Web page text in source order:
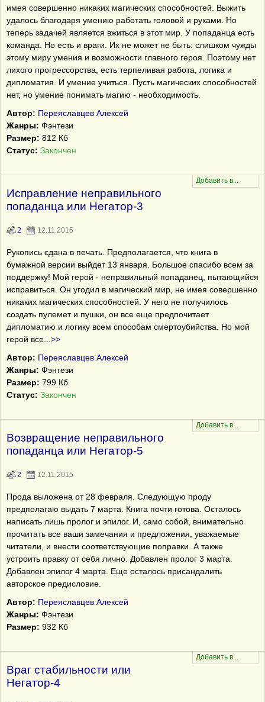
имея совершенно никаких магических способностей. Выжить
удалось благодаря умению работать головой и руками. Но
теперь задачей является вжиться в этот мир. У попаданца есть
команда. Но есть и враги. Их не может не быть: слишком чужды
этому миру умения и возможности главного героя. Поэтому нет
лихого прогрессорства, есть терпеливая работа, логика и
дипломатия. И умение учиться. Пусть магических способностей
нет, но умение понимать магию - необходимость.
Автор: Переяславцев Алексей
Жанры: Фэнтези
Размер: 812 Кб
Статус: Закончен
Исправление неправильного
попаданца или Негатор-3
2 12.11.2015
Рукопись сдана в печать. Предполагается, что книга в
бумажной версии выйдет 13 января. Большое спасибо всем за
поддержку! Мой герой - неправильный попаданец, пытающийся
исправиться. Он угодил в магический мир, не имея совершенно
никаких магических способностей. У него не получилось
создать пулемет и пушки, он все еще предпочитает
дипломатию и логику всем способам смертоубийства. Но мой
герой все
>>
Автор: Переяславцев Алексей
Жанры: Фэнтези
Размер: 799 Кб
Статус: Закончен
Возвращение неправильного
попаданца или Негатор-5
2 12.11.2015
Прода выложена от 28 февраля. Следующую проду
предполагаю выдать 7 марта. Книга почти готова. Осталось
написать лишь пролог и эпилог. И, само собой, внимательно
прочитать все ваши замечания и предложения, уважаемые
читатели, и внести соответствующие поправки. А также
устроить правку от себя лично. Добавлен пролог 3 марта.
Добавлен эпилог 4 марта. Еще осталось присандалить
авторское предисловие.
Автор: Переяславцев Алексей
Жанры: Фэнтези
Размер: 932 Кб
Враг стабильности или
Негатор-4